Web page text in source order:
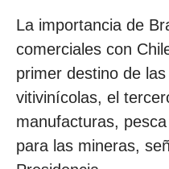
La importancia de
comerciales con
primer destino de
vitivinícolas, el
manufacturas,
para las mineras,